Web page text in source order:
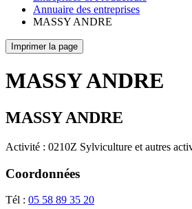
Annuaire des entreprises
MASSY ANDRE
Imprimer la page
MASSY ANDRE
MASSY ANDRE
Activité : 0210Z Sylviculture et autres
Coordonnées
Tél : 05 58 89 35 20